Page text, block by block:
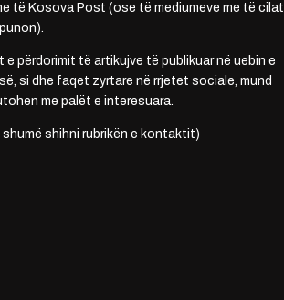
të Kosova Post (ose të mediumeve me të cilat
e përdorimit të artikujve të publikuar në uebin e
si dhe faqet zyrtare në rrjetet sociale, mund
me palët e interesuara.
shumë shihni rubrikën e kontaktit)